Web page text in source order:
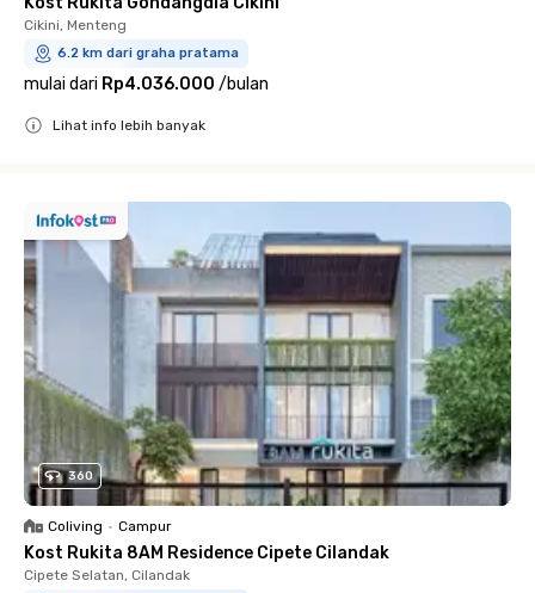
Cikini, Menteng
6.2 km dari graha pratama
mulai dari Rp4.036.000 /bulan
Lihat info lebih banyak
360
Coliving • Campur
Kost Rukita 8AM Residence Cipete Cilandak
Cipete Selatan, Cilandak